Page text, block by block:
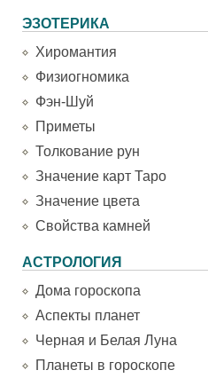
ЭЗОТЕРИКА
Хиромантия
Физиогномика
Фэн-Шуй
Приметы
Толкование рун
Значение карт Таро
Значение цвета
Свойства камней
АСТРОЛОГИЯ
Дома гороскопа
Аспекты планет
Черная и Белая Луна
Планеты в гороскопе